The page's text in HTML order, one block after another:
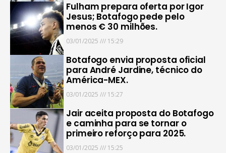
Fulham prepara oferta por Igor
Jesus; Botafogo pede pelo
menos € 30 milhões.
03/01/2025 15:29
Botafogo envia proposta oficial
para André Jardine, técnico do
América-MEX.
03/01/2025 15:27
Jair aceita proposta do Botafogo
e caminha para se tornar o
primeiro reforço para 2025.
03/01/2025 15:25